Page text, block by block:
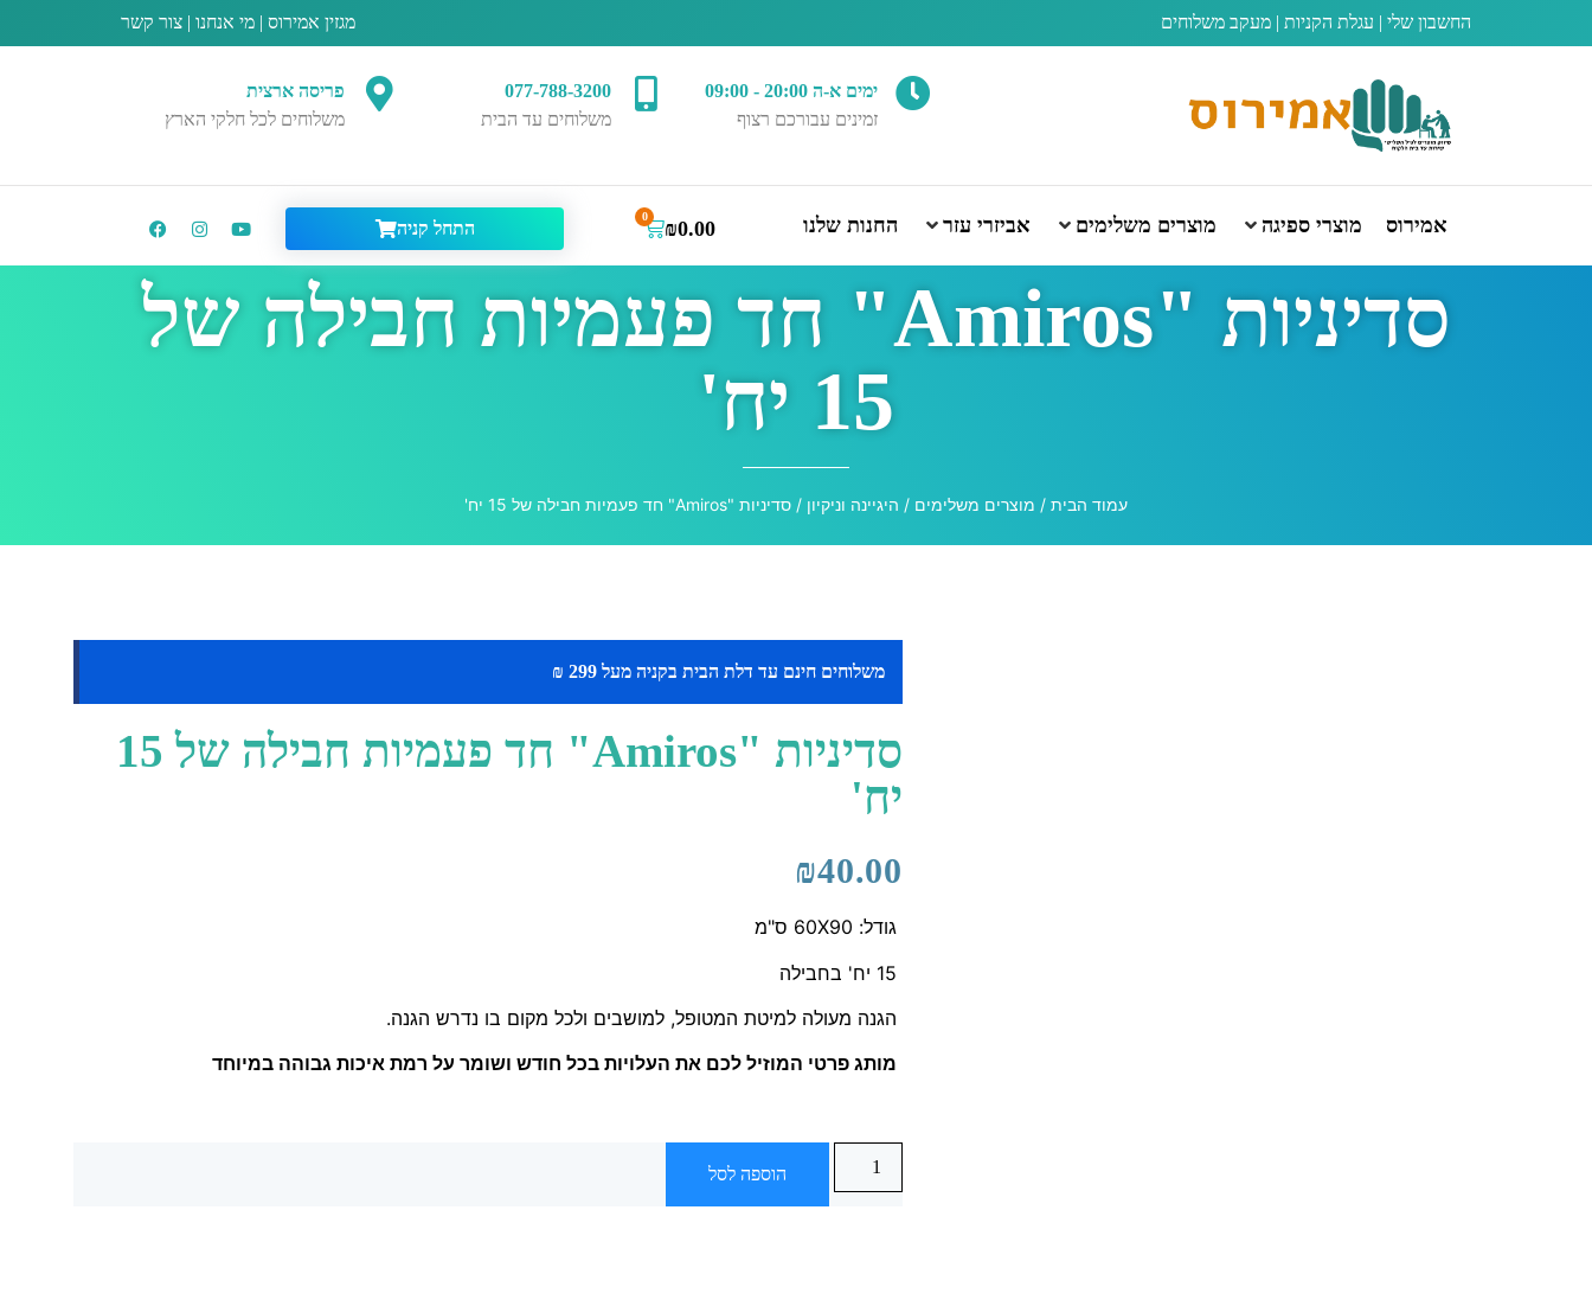
החשבון שלי | עגלת הקניות | מעקב משלוחים מגזין אמירוס | מי אנחנו | צור קשר
ימים א-ה 20:00 - 09:00
זמינים עבורכם רצוף
077-788-3200
משלוחים עד הבית
פריסה ארצית
משלוחים לכל חלקי הארץ
אמירוס מוצרי ספיגה מוצרים משלימים אביזרי עזר החנות שלנו ₪0.00
0
התחל קניה
סדיניות "Amiros" חד פעמיות חבילה של
15 יח'
עמוד הבית / מוצרים משלימים / היגיינה וניקיון / סדיניות "Amiros" חד פעמיות חבילה של 15 יח'
משלוחים חינם עד דלת הבית בקניה מעל 299 ₪
סדיניות "Amiros" חד פעמיות חבילה של 15
יח'
₪40.00
גודל: 60X90 ס"מ
15 יח' בחבילה
הגנה מעולה למיטת המטופל, למושבים ולכל מקום בו נדרש הגנה.
מותג פרטי המוזיל לכם את העלויות בכל חודש ושומר על רמת איכות גבוהה במיוחד
הוספה לסל